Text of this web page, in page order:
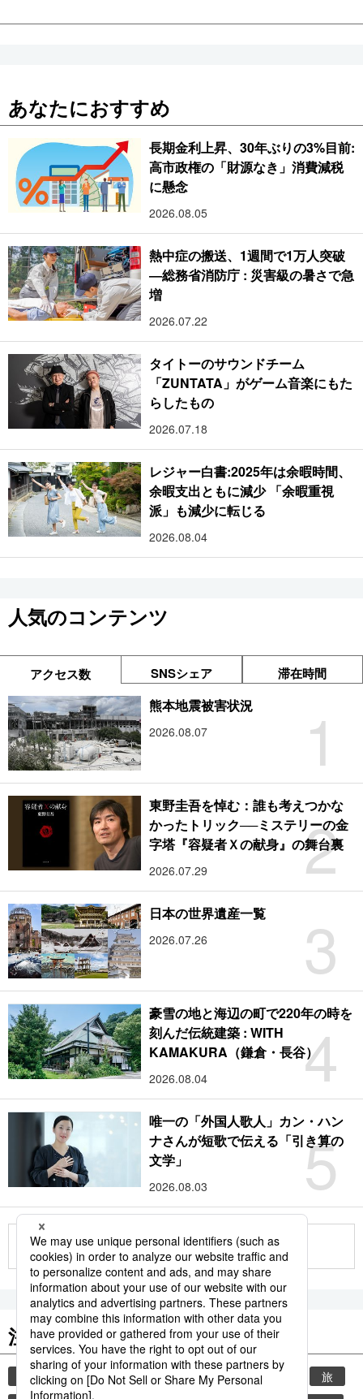
あなたにおすすめ
長期金利上昇、30年ぶりの3%目前:
高市政権の「財源なき」消費減税
に懸念
2026.08.05
熱中症の搬送、1週間で1万人突破
―総務省消防庁 : 災害級の暑さで急
増
2026.07.22
タイトーのサウンドチーム
「ZUNTATA」がゲーム音楽にもた
らしたもの
2026.07.18
レジャー白書:2025年は余暇時間、
余暇支出ともに減少 「余暇重視
派」も減少に転じる
2026.08.04
人気のコンテンツ
アクセス数 SNSシェア 滞在時間
1
熊本地震被害状況
2026.08.07
2
東野圭吾を悼む：誰も考えつかな
かったトリック──ミステリーの金
字塔『容疑者Ｘの献身』の舞台裏
2026.07.29
3
日本の世界遺産一覧
2026.07.26
4
豪雪の地と海辺の町で220年の時を
刻んだ伝統建築 : WITH
KAMAKURA（鎌倉・長谷）
2026.08.04
5
唯一の「外国人歌人」カン・ハン
ナさんが短歌で伝える「引き算の
文学」
2026.08.03
もっと見る
注目のキーワード
共同通信ニュース 時事通信ニュース 観光
旅